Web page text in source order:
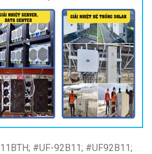
11BTH; #UF-92B11; #UF92B11;